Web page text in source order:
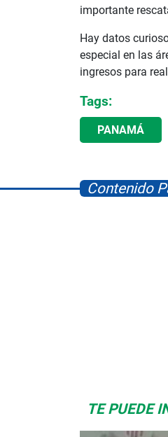
importante
Hay datos
especial en las
ingresos para
Tags:
PANAMÁ
Contenido
TE PUEDE